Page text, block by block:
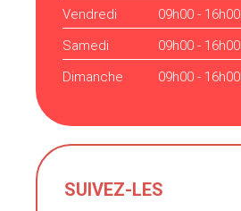
Vendredi
09h00 - 16h00
Samedi
09h00 - 16h00
Dimanche
09h00 - 16h00
SUIVEZ-LES